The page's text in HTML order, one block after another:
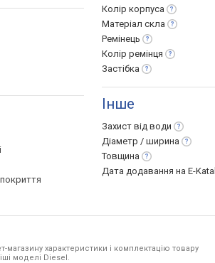
Колір корпуса
Матеріал скла
Ремінець
Колір ремінця
Застібка
Інше
Захист від води
Діаметр / ширина
Товщина
Дата додавання на E-
характеристики і комплектацію товару
моделі Diesel.